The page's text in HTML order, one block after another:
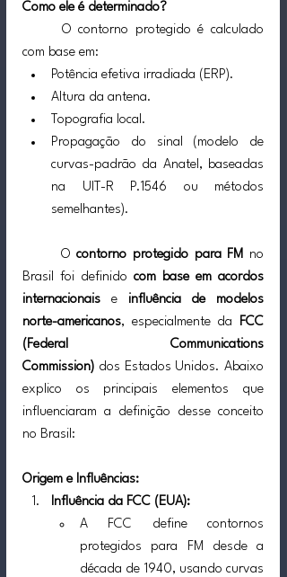
Como ele é determinado?
com base em:
Potência efetiva irradiada (ERP).
Altura da antena.
Topografia local.
Propagação do sinal (modelo de
curvas-padrão da Anatel, baseadas
na UIT-R P.1546 ou métodos
semelhantes).
	O
contorno protegido para FM no
Brasil foi definido com base em acordos
internacionais e influência de modelos
norte-americanos, especialmente da FCC
(Federal Communications
Commission) dos Estados Unidos. Abaixo
explico os principais elementos que
influenciaram a definição desse conceito
no Brasil:
Origem e Influências:
Influência da FCC (EUA):
A FCC define contornos
protegidos para FM desde a
década de 1940, usando curvas